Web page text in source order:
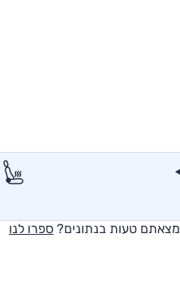
מצאתם טעות בנתונים? ספרו לנו